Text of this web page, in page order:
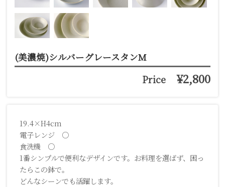
(美濃焼)シルバーグレースタンM
Price ¥2,800
19.4×H4cm
電子レンジ ○
食洗機 ○
1番シンプルで便利なデザインです。お料理を選ばず、困っ
たらこの鉢で。
どんなシーンでも活躍します。